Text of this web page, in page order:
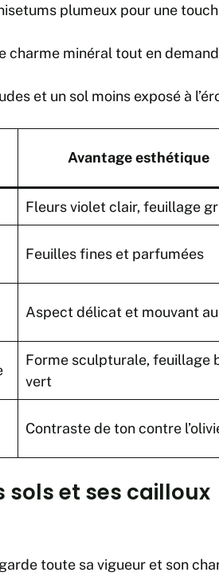
plumeux pour une
charme minéral tout en
et un sol moins exposé à
Avantage esthétique
Fleurs violet clair, feuillage
Feuilles fines et parfumées
Aspect délicat et mouvant
Forme sculpturale, feuillage
vert
Contraste de ton contre
sols et ses cailloux
toute sa vigueur et son